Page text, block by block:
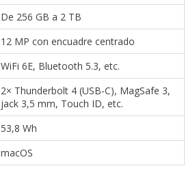
De 256 GB a 2 TB
12 MP con encuadre centrado
WiFi 6E, Bluetooth 5.3, etc.
2× Thunderbolt 4 (USB-C), MagSafe 3,
jack 3,5 mm, Touch ID, etc.
53,8 Wh
macOS